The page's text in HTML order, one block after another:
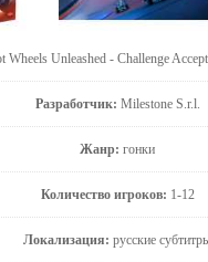
Wheels Unleashed - Challenge
Разработчик: Milestone S.r.l.
Жанр: гонки
Количество игроков: 1-12
Локализация: русские